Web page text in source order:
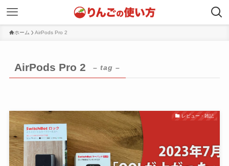
ホーム AirPods Pro 2
AirPods Pro 2 – tag –
レビュー・雑記